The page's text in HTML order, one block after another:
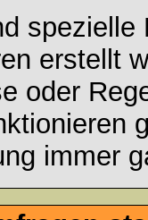
erstellt
oder
immer